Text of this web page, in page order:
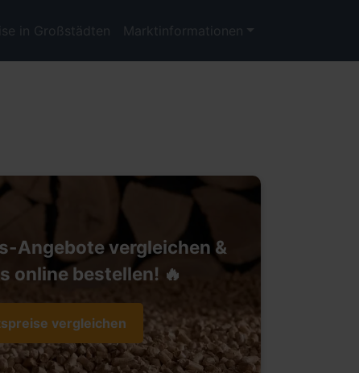
in Großstädten Marktinformationen
Angebote vergleichen &
online bestellen! 🔥
vergleichen